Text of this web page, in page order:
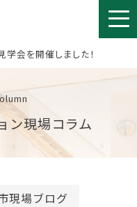
学会を開催しました！
ン現場コラム
現場ブログ